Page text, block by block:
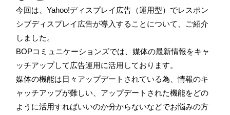
今回は、Yahoo!ディスプレイ広告（運用型）でレスポン
シブディスプレイ広告が導入することについて、ご紹介
しました。
BOPコミュニケーションズでは、媒体の最新情報をキャ
ッチアップして広告運用に活用しております。
媒体の機能は日々アップデートされている為、情報のキ
ャッチアップが難しい、アップデートされた機能をどの
ように活用すればいいのか分からないなどでお悩みの方